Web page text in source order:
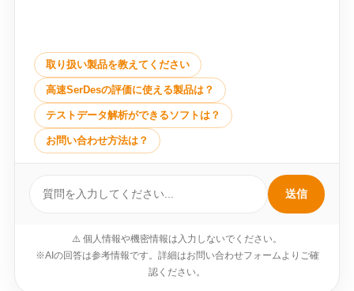
取り扱い製品を教えてください
高速SerDesの評価に使える製品は？
テストデータ解析ができるソフトは？
お問い合わせ方法は？
送信
⚠️ 個人情報や機密情報は入力しないでください。
※AIの回答は参考情報です。詳細はお問い合わせフォームよりご確
認ください。